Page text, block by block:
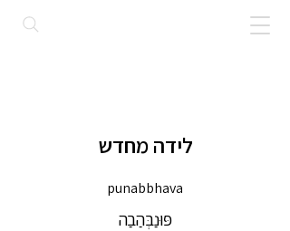
לידה מחדש
punabbhava
פּוּנַבְּהַבַה